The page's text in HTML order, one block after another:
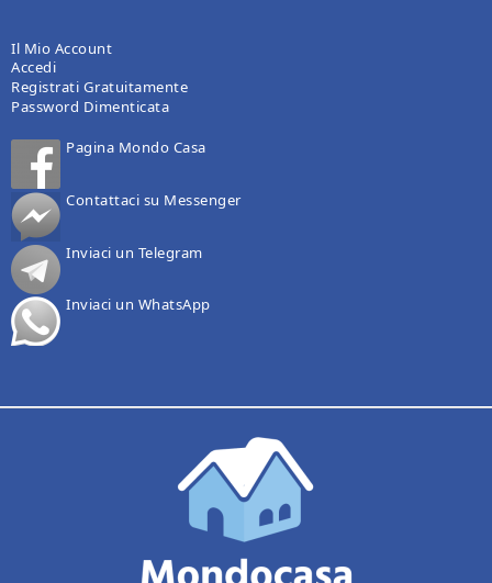
Il Mio Account
Accedi
Registrati Gratuitamente
Password Dimenticata
Pagina Mondo Casa
Contattaci su Messenger
Inviaci un Telegram
Inviaci un WhatsApp